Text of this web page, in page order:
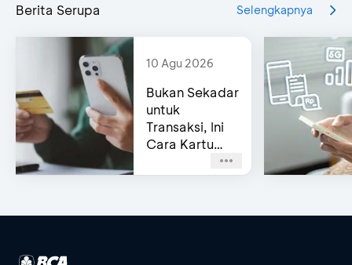
Berita Serupa Selengkapnya
10 Agu 2026
Bukan Sekadar
untuk
Transaksi, Ini
Cara Kartu
Bantu Kelola